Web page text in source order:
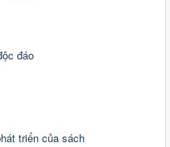
đáo
triển của sách